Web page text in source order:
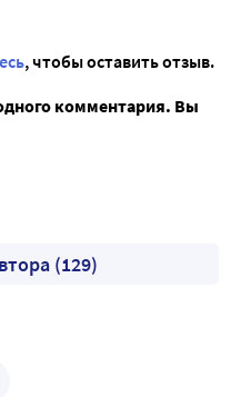
, чтобы оставить отзыв.
комментария. Вы
(129)